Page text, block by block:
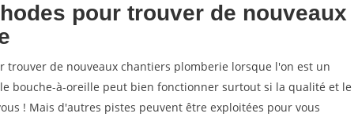
pour trouver de nouveaux
trouver de nouveaux chantiers plomberie lorsque l'on est un
bouche-à-oreille peut bien fonctionner surtout si la qualité et le
! Mais d'autres pistes peuvent être exploitées pour vous